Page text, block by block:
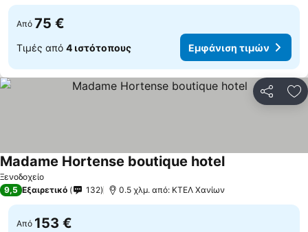
Από 75 €
Τιμές από 4 ιστότοπους Εμφάνιση τιμών
Ξενοδοχείο
Madame Hortense boutique hotelΕμφάνιση τιμών
9,5 Εξαιρετικό 132 0.5 χλμ. από: ΚΤΕΛ Χανίων
Από 153 €